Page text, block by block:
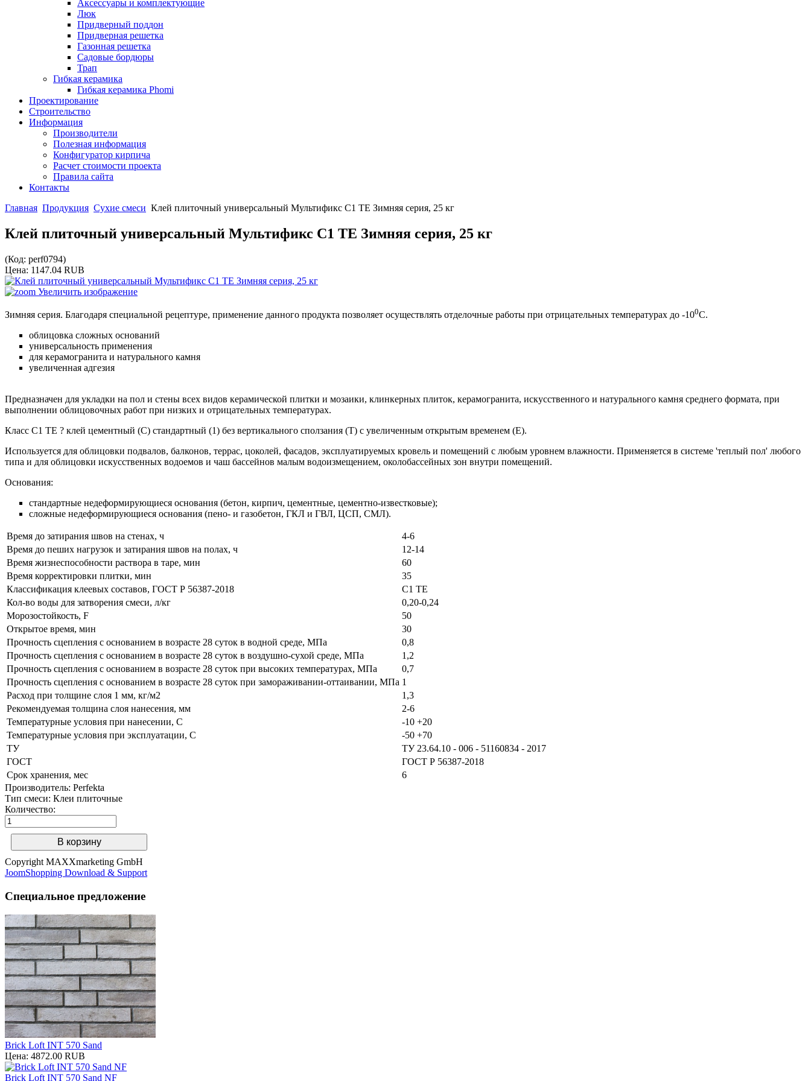
Аксессуары и комплектующие
Люк
Придверный поддон
Придверная решетка
Газонная решетка
Садовые бордюры
Трап
Гибкая керамика
Гибкая керамика Phomi
Проектирование
Строительство
Информация
Производители
Полезная информация
Конфигуратор кирпича
Расчет стоимости проекта
Правила сайта
Контакты
Главная Продукция Сухие смеси Клей плиточный универсальный Мультификс C1 TE Зимняя серия, 25 кг
Клей плиточный универсальный Мультификс C1 TE Зимняя серия, 25 кг
(Код: perf0794)
Цена: 1147.04 RUB
Увеличить изображение
Зимняя серия. Благодаря специальной рецептуре, применение данного продукта позволяет осуществлять отделочные работы при отрицательных температурах до -100С.
облицовка сложных оснований
универсальность применения
для керамогранита и натурального камня
увеличенная адгезия
Предназначен для укладки на пол и стены всех видов керамической плитки и мозаики, клинкерных плиток, керамогранита, искусственного и натурального камня среднего формата, при
выполнении облицовочных работ при низких и отрицательных температурах.
Класс С1 ТЕ ? клей цементный (С) стандартный (1) без вертикального сползания (Т) с увеличенным открытым временем (Е).
Используется для облицовки подвалов, балконов, террас, цоколей, фасадов, эксплуатируемых кровель и помещений с любым уровнем влажности. Применяется в системе 'теплый пол' любого
типа и для облицовки искусственных водоемов и чаш бассейнов малым водоизмещением, околобассейных зон внутри помещений.
Основания:
стандартные недеформирующиеся основания (бетон, кирпич, цементные, цементно-известковые);
сложные недеформирующиеся основания (пено- и газобетон, ГКЛ и ГВЛ, ЦСП, СМЛ).
Время до затирания швов на стенах, ч
4-6
Время до пеших нагрузок и затирания швов на полах, ч
12-14
Время жизнеспособности раствора в таре, мин
60
Время корректировки плитки, мин
35
Классификация клеевых составов, ГОСТ Р 56387-2018
C1 TE
Кол-во воды для затворения смеси, л/кг
0,20-0,24
Морозостойкость, F
50
Открытое время, мин
30
Прочность сцепления с основанием в возрасте 28 суток в водной среде, МПа
0,8
Прочность сцепления с основанием в возрасте 28 суток в воздушно-сухой среде, МПа
1,2
Прочность сцепления с основанием в возрасте 28 суток при высоких температурах, МПа
0,7
Прочность сцепления с основанием в возрасте 28 суток при замораживании-оттаивании, МПа 1
Расход при толщине слоя 1 мм, кг/м2
1,3
Рекомендуемая толщина слоя нанесения, мм
2-6
Температурные условия при нанесении, С
-10 +20
Температурные условия при эксплуатации, С
-50 +70
ТУ
ТУ 23.64.10 - 006 - 51160834 - 2017
ГОСТ
ГОСТ Р 56387-2018
Срок хранения, мес
6
Производитель: Perfekta
Тип смеси: Клеи плиточные
Количество:
Copyright MAXXmarketing GmbH
JoomShopping Download & Support
Специальное предложение
Brick Loft INT 570 Sand
Цена: 4872.00 RUB
Brick Loft INT 570 Sand NF